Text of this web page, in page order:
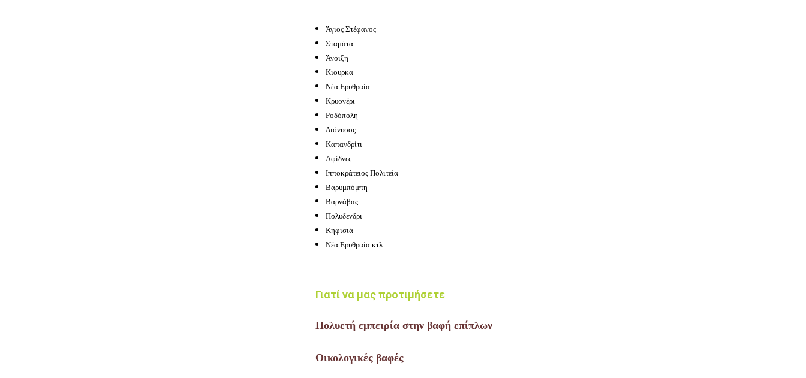
Άγιος Στέφανος
Σταμάτα
Άνοιξη
Κιουρκα
Νέα Ερυθραία
Κρυονέρι
Ροδόπολη
Διόνυσος
Καπανδρίτι
Αφίδνες
Ιπποκράτειος Πολιτεία
Βαρυμπόμπη
Βαρνάβας
Πολυδενδρι
Κηφισιά
Νέα Ερυθραία κτλ.
Γιατί να μας προτιμήσετε
Πολυετή εμπειρία στην βαφή επίπλων
Οικολογικές βαφές